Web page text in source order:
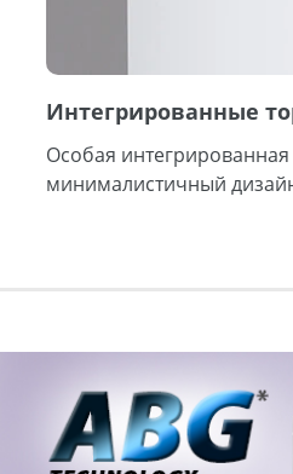
Интегрированные
Особая
минималистичный